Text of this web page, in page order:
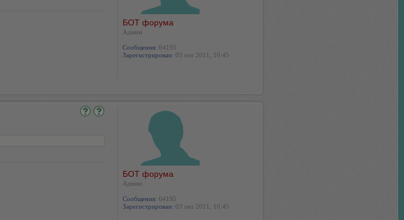
БОТ форума
Админ
Сообщения: 64195
Зарегистрирован: 03 окт 2011, 10:45
БОТ форума
Админ
Сообщения: 64195
Зарегистрирован: 03 окт 2011, 10:45